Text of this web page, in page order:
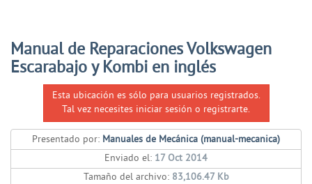
Manual de Reparaciones Volkswagen
Escarabajo y Kombi en inglés
Esta ubicación es sólo para usuarios registrados.
Tal vez necesites iniciar sesión o registrarte.
Presentado por: Manuales de Mecánica (manual-mecanica)
Enviado el: 17 Oct 2014
Tamaño del archivo: 83,106.47 Kb